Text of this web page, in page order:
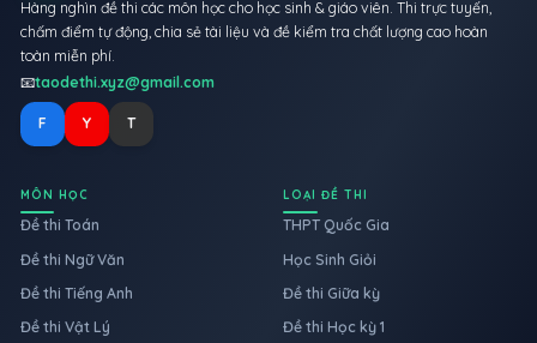
Hàng nghìn đề thi các môn học cho học sinh & giáo viên. Thi trực tuyến,
chấm điểm tự động, chia sẻ tài liệu và đề kiểm tra chất lượng cao hoàn
toàn miễn phí.
📧taodethi.xyz@gmail.com
F Y T
MÔN HỌC
Đề thi Toán
Đề thi Ngữ Văn
Đề thi Tiếng Anh
Đề thi Vật Lý
LOẠI ĐỀ THI
THPT Quốc Gia
Học Sinh Giỏi
Đề thi Giữa kỳ
Đề thi Học kỳ 1